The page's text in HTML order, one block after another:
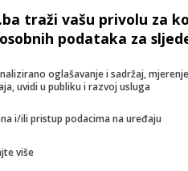
pita: „Šta
STRAŠNO
Plenkovića:
energetska
traži vašu privolu za
osobnih podataka za
oglašavanje i sadržaj,
uvidi u publiku i razvoj usluga
i/ili pristup podacima na uređaju
više